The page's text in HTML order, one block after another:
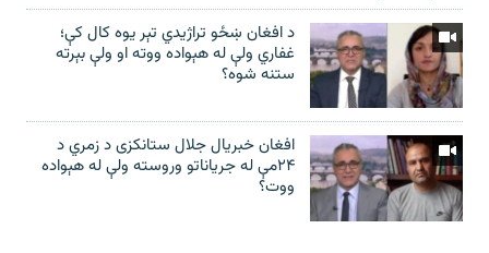
د افغان ښځو تراژیدي تېر یوه کال کې؛
غفاري ولې له هېواده ووته او ولې بېرته
ستنه شوه؟
افغان خبریال جلال ستانکزی د زمري د
۲۴مې له جریاناتو وروسته ولې له هېواده
ووت؟